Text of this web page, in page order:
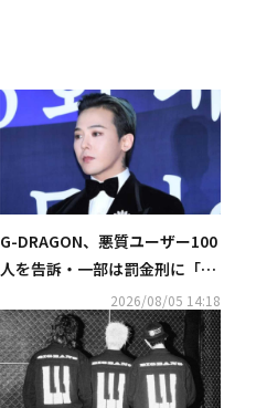
G-DRAGON、悪質ユーザー100
人を告訴・一部は罰金刑に「匿
名アカウントも処罰の可能性」
2026/08/05 14:18